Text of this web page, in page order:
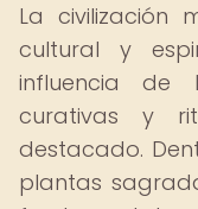
La civilización
cultural y
influencia
curativas y
destacado.
plantas